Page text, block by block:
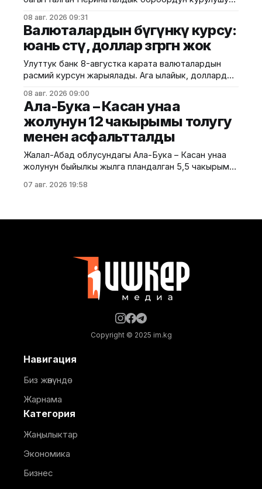
министрлигинин басма сөз кызматы билдирди.
Маалыматка ылайык, долбоор Германиянын
өнүктүрүү банкынын (KfW) 13,5 млн евро өлчөмүндөгү
ашырылууда. Аталган борбор 249 орунга
ылайыкталып, кош бойлуу аялдарга, төрөттөн кийинки
энелерге жана ымыркайларга
08 авг. 2026 09:31
Валюталардын бүгүнкү курсу:
юань өстү, доллар өзгөргөн жок
Улуттук банк 8-августка карата валюталардын
расмий курсун жарыялады. Ага ылайык, доллардын
калды. Евро 100,9435 сомдон 100,7730 сомго
түшүп, 0,17%га төмөндөдү. Ал эми рублдин курсу
1,0652 сом деп белгиленип, 1,36%га түштү. Теңге
болсо 0,1871 сомдон
08 авг. 2026 09:00
Ала-Бука – Касан унаа
жолунун 12 чакырымы толугу
менен асфальтталды
Жалал-Абад облусундагы Ала-Бука – Касан унаа
жолунун быйылкы жылга пландалган 5,5 чакырым
аяктады. Транспорт жана коммуникациялар
07 авг. 2026 19:58
Copyright © 2025 im.kg
Навигация
Биз жөнүндө
Жарнама
Категория
Жаңылыктар
Экономика
Бизнес